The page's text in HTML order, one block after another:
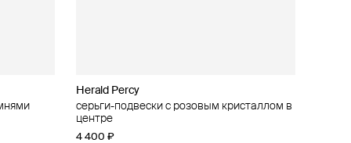
Herald Percy
серьги-подвески с розовым кристаллом в
центре
4 400 ₽